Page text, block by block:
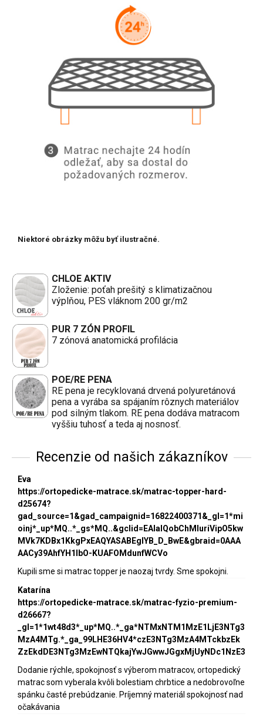
Niektoré obrázky môžu byť ilustračné.
CHLOE AKTIV
Zloženie: poťah prešitý s klimatizačnou
výplňou, PES vláknom 200 gr/m2
PUR 7 ZÓN PROFIL
7 zónová anatomická profilácia
POE/RE PENA
RE pena je recyklovaná drvená polyuretánová
pena a vyrába sa spájaním rôznych materiálov
pod silným tlakom. RE pena dodáva matracom
vyššiu tuhosť a teda aj nosnosť.
Recenzie od našich zákazníkov
Eva
https://ortopedicke-matrace.sk/matrac-topper-hard-
d25674?
gad_source=1&gad_campaignid=16822400371&_gl=1*mi
oinj*_up*MQ..*_gs*MQ..&gclid=EAIaIQobChMIuriVipO5kw
MVk7KDBx1KkgPxEAQYASABEgIYB_D_BwE&gbraid=0AAA
AACy39AhfYH1lbO-KUAFOMdunfWCVo
Kupili sme si matrac topper je naozaj tvrdy. Sme spokojni.
Katarína
https://ortopedicke-matrace.sk/matrac-fyzio-premium-
d26667?
_gl=1*1wt48d3*_up*MQ..*_ga*NTMxNTM1MzE1LjE3NTg3
MzA4MTg.*_ga_99LHE36HV4*czE3NTg3MzA4MTckbzEk
ZzEkdDE3NTg3MzEwNTQkajYwJGwwJGgxMjUyNDc1NzE3
Dodanie rýchle, spokojnosť s výberom matracov, ortopedický
matrac som vyberala kvôli bolestiam chrbtice a nedobrovoľne
spánku časté prebúdzanie. Príjemný materiál spokojnosť nad
očakávania